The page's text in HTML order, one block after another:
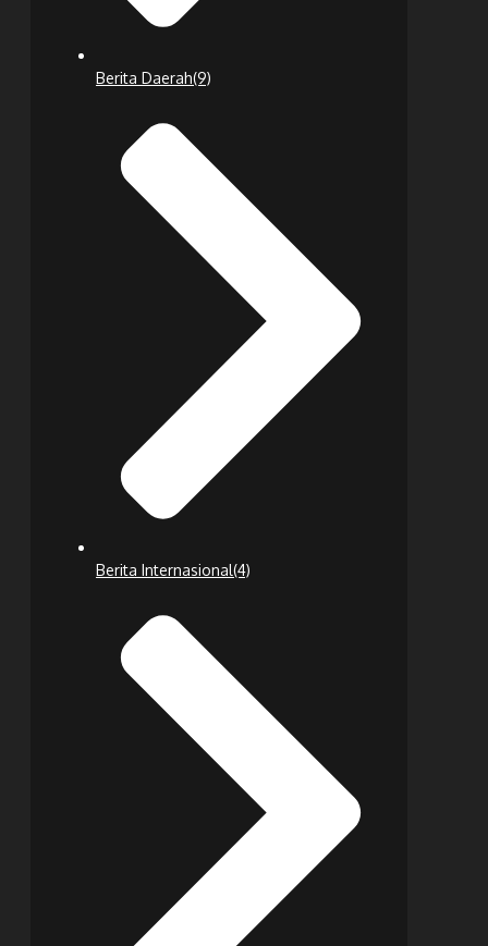
Berita Daerah(9)
Berita Internasional(4)